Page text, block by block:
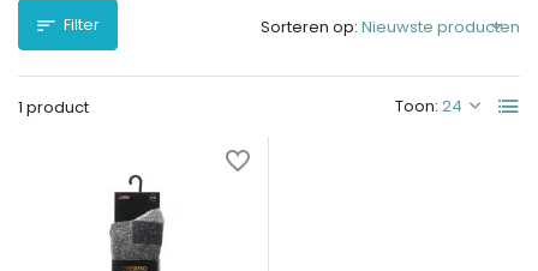
Filter
1 product Toon:
Sorteren op: